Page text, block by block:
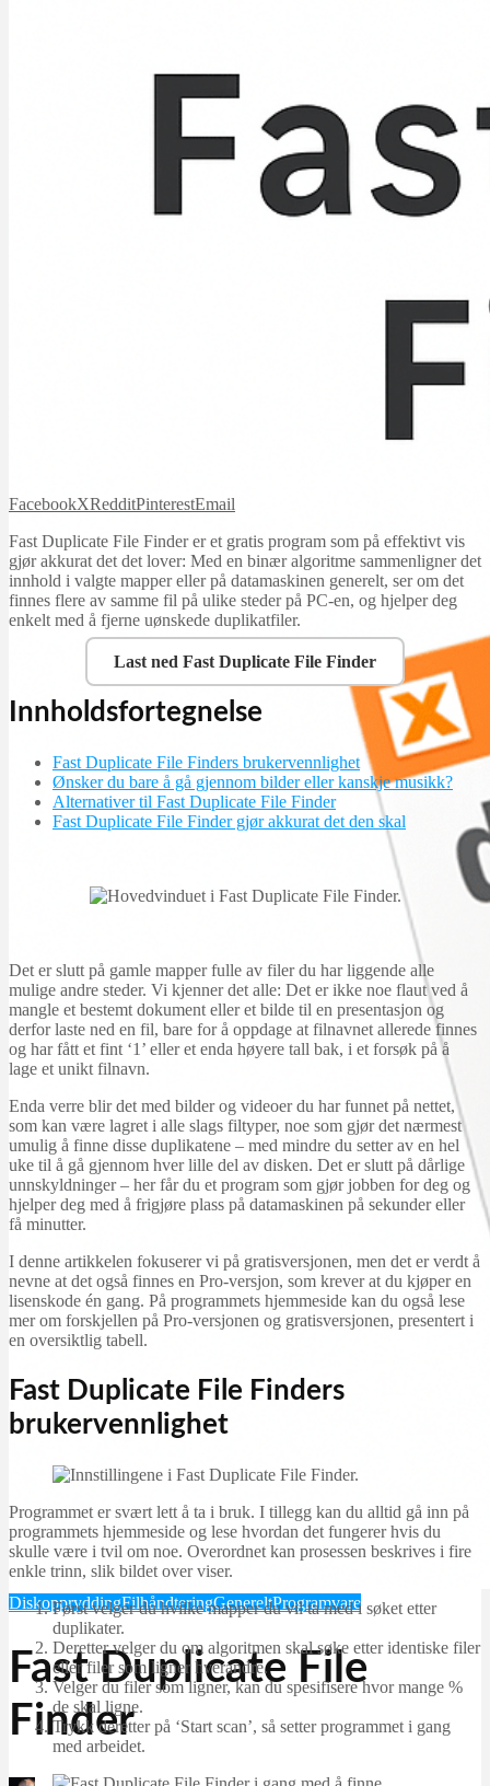
DiskoppryddingFilhåndteringGenereltProgramvare
Fast Duplicate File
Finder
FacebookXRedditPinterestEmail
Fast Duplicate File Finder er et gratis program som på effektivt vis
gjør akkurat det det lover: Med en binær algoritme sammenligner det
innhold i valgte mapper eller på datamaskinen generelt, ser om det
finnes flere av samme fil på ulike steder på PC-en, og hjelper deg
enkelt med å fjerne uønskede duplikatfiler.
Last ned Fast Duplicate File Finder
Innholdsfortegnelse
Fast Duplicate File Finders brukervennlighet
Ønsker du bare å gå gjennom bilder eller kanskje musikk?
Alternativer til Fast Duplicate File Finder
Fast Duplicate File Finder gjør akkurat det den skal
Det er slutt på gamle mapper fulle av filer du har liggende alle
mulige andre steder. Vi kjenner det alle: Det er ikke noe flaut ved å
mangle et bestemt dokument eller et bilde til en presentasjon og
derfor laste ned en fil, bare for å oppdage at filnavnet allerede finnes
og har fått et fint ‘1’ eller et enda høyere tall bak, i et forsøk på å
lage et unikt filnavn.
Enda verre blir det med bilder og videoer du har funnet på nettet,
som kan være lagret i alle slags filtyper, noe som gjør det nærmest
umulig å finne disse duplikatene – med mindre du setter av en hel
uke til å gå gjennom hver lille del av disken. Det er slutt på dårlige
unnskyldninger – her får du et program som gjør jobben for deg og
hjelper deg med å frigjøre plass på datamaskinen på sekunder eller
få minutter.
I denne artikkelen fokuserer vi på gratisversjonen, men det er verdt å
nevne at det også finnes en Pro-versjon, som krever at du kjøper en
lisenskode én gang. På programmets hjemmeside kan du også lese
mer om forskjellen på Pro-versjonen og gratisversjonen, presentert i
en oversiktlig tabell.
Fast Duplicate File Finders
brukervennlighet
Programmet er svært lett å ta i bruk. I tillegg kan du alltid gå inn på
programmets hjemmeside og lese hvordan det fungerer hvis du
skulle være i tvil om noe. Overordnet kan prosessen beskrives i fire
enkle trinn, slik bildet over viser.
Først velger du hvilke mapper du vil ta med i søket etter
duplikater.
Deretter velger du om algoritmen skal søke etter identiske filer
eller filer som ligner hverandre.
Velger du filer som ligner, kan du spesifisere hvor mange %
de skal ligne.
Trykk deretter på ‘Start scan’, så setter programmet i gang
med arbeidet.